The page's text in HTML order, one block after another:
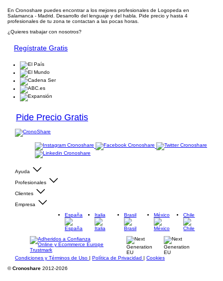
En Cronoshare puedes encontrar a los mejores profesionales de Logopeda en
Salamanca - Madrid. Desarrollo del lenguaje y del habla. Pide precio y hasta 4
profesionales de tu zona te contactan a las pocas horas.
¿Quieres trabajar con nosotros?
Regístrate Gratis
Pide Precio Gratis
Ayuda
Profesionales
Clientes
Empresa
España
Italia Brasil México Chile
Condiciones y Términos de Uso | Política de Privacidad | Cookies
©Cronoshare 2012-2026